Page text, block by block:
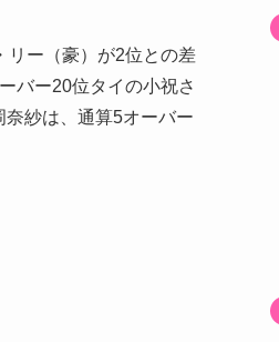
リー（豪）が2位との差
バー20位タイの小祝さ
紗は、通算5オーバー